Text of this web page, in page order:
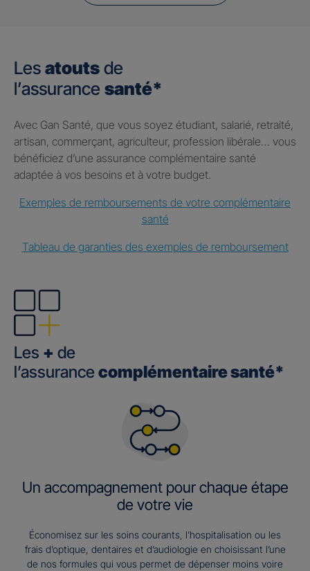
Les atouts de
l’assurance santé*
Avec Gan Santé, que vous soyez étudiant, salarié, retraité,
artisan, commerçant, agriculteur, profession libérale… vous
bénéficiez d’une assurance complémentaire santé
adaptée à vos besoins et à votre budget.
Exemples de remboursements de votre complémentaire
santé
Tableau de garanties des exemples de remboursement
Les + de
l’assurance complémentaire santé*
Un accompagnement pour chaque étape
de votre vie
Économisez sur les soins courants, l’hospitalisation ou les
frais d’optique, dentaires et d’audiologie en choisissant l’une
de nos formules qui vous permet de dépenser moins voire